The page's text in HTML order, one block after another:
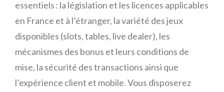
essentiels : la législation et les licences applicables
en France et à l’étranger, la variété des jeux
disponibles (slots, tables, live dealer), les
mécanismes des bonus et leurs conditions de
mise, la sécurité des transactions ainsi que
l’expérience client et mobile. Vous disposerez